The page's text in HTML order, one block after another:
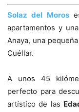
Solaz del Moros
apartamentos y
Anaya, una
Cuéllar.
A unos 45
perfecto para
artístico de las